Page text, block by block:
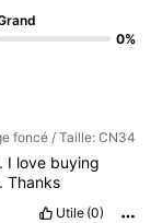
0%
foncé / Taille: CN34
. I love buying
.Thanks
Utile (0)